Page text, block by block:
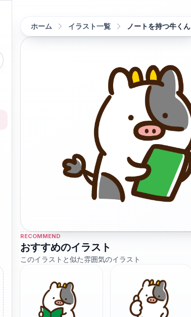
ホーム イラスト一覧 ノートを持つ牛くん
RECOMMEND
おすすめのイラスト
このイラストと似た雰囲気のイラスト